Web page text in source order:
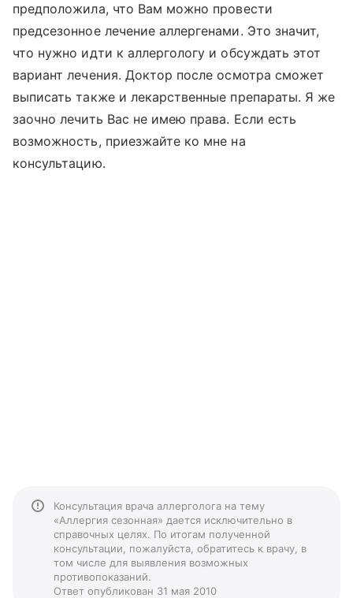
предположила, что Вам можно провести
предсезонное лечение аллергенами. Это значит,
что нужно идти к аллергологу и обсуждать этот
вариант лечения. Доктор после осмотра сможет
выписать также и лекарственные препараты. Я же
заочно лечить Вас не имею права. Если есть
возможность, приезжайте ко мне на
консультацию.
Консультация врача аллерголога на тему
«Аллергия сезонная» дается исключительно в
справочных целях. По итогам полученной
консультации, пожалуйста, обратитесь к врачу, в
том числе для выявления возможных
противопоказаний.
Ответ опубликован 31 мая 2010